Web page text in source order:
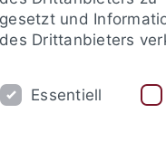
Stabsstellen
gesetzt und
des Drittanbieters
Essentiell